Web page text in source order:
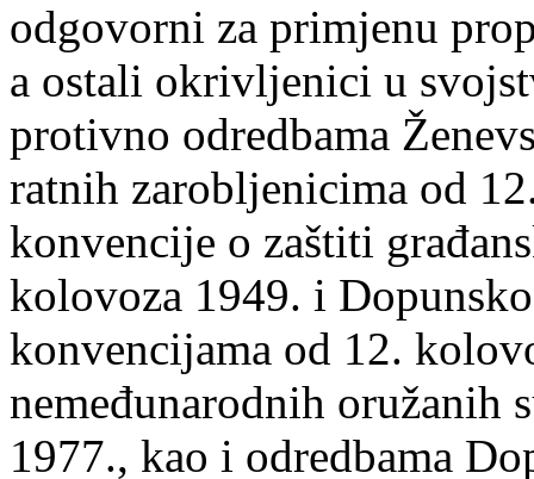
odgovorni za primjenu
a ostali okrivljenici u
protivno odredbama
ratnih zarobljenicima od
konvencije o zaštiti
kolovoza 1949. i
konvencijama od 12.
nemeđunarodnih
1977., kao i odredbama